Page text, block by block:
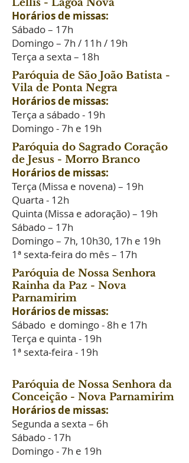
Léllis - Lagoa Nova
Horários de missas:
Sábado – 17h
Domingo – 7h / 11h / 19h
Terça a sexta – 18h
Paróquia de São João Batista -
Vila de Ponta Negra
Horários de missas:
Terça a sábado - 19h
Domingo - 7h e 19h
Paróquia do Sagrado Coração
de Jesus - Morro Branco
Horários de missas:
Terça (Missa e novena) – 19h
Quarta - 12h
Quinta (Missa e adoração) – 19h
Sábado – 17h
Domingo – 7h, 10h30, 17h e 19h
1ª sexta-feira do mês – 17h
Paróquia de Nossa Senhora
Rainha da Paz - Nova
Parnamirim
Horários de missas:
Sábado e domingo - 8h e 17h
Terça e quinta - 19h
1ª sexta-feira - 19h
Paróquia de Nossa Senhora da
Conceição - Nova Parnamirim
Horários de missas:
Segunda a sexta – 6h
Sábado - 17h
Domingo - 7h e 19h